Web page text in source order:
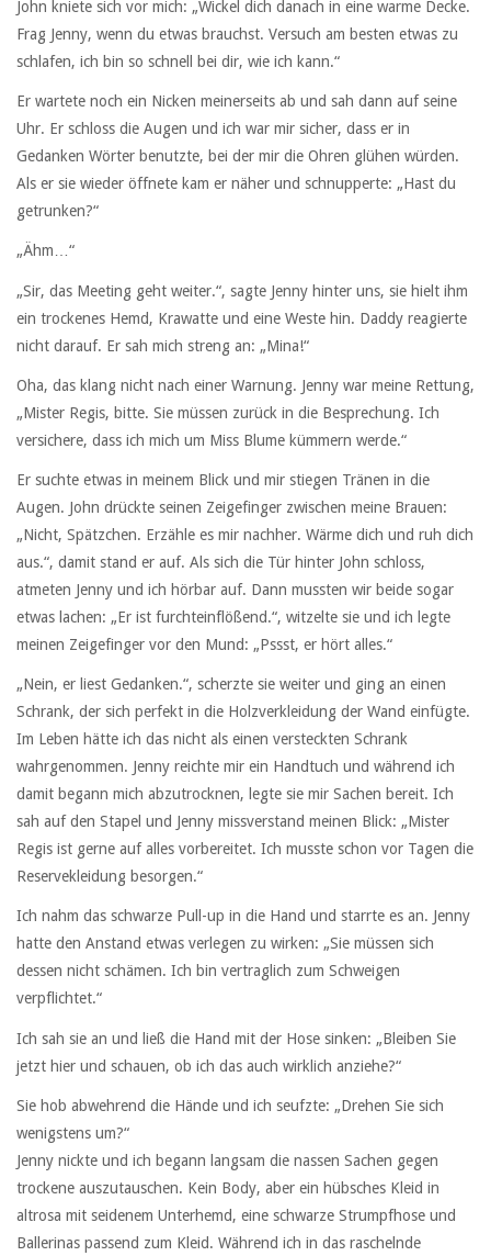
John kniete sich vor mich: „Wickel dich danach in eine warme Decke.
Frag Jenny, wenn du etwas brauchst. Versuch am besten etwas zu
schlafen, ich bin so schnell bei dir, wie ich kann.“
Er wartete noch ein Nicken meinerseits ab und sah dann auf seine
Uhr. Er schloss die Augen und ich war mir sicher, dass er in
Gedanken Wörter benutzte, bei der mir die Ohren glühen würden.
Als er sie wieder öffnete kam er näher und schnupperte: „Hast du
getrunken?“
„Ähm…“
„Sir, das Meeting geht weiter.“, sagte Jenny hinter uns, sie hielt ihm
ein trockenes Hemd, Krawatte und eine Weste hin. Daddy reagierte
nicht darauf. Er sah mich streng an: „Mina!“
Oha, das klang nicht nach einer Warnung. Jenny war meine Rettung,
„Mister Regis, bitte. Sie müssen zurück in die Besprechung. Ich
versichere, dass ich mich um Miss Blume kümmern werde.“
Er suchte etwas in meinem Blick und mir stiegen Tränen in die
Augen. John drückte seinen Zeigefinger zwischen meine Brauen:
„Nicht, Spätzchen. Erzähle es mir nachher. Wärme dich und ruh dich
aus.“, damit stand er auf. Als sich die Tür hinter John schloss,
atmeten Jenny und ich hörbar auf. Dann mussten wir beide sogar
etwas lachen: „Er ist furchteinflößend.“, witzelte sie und ich legte
meinen Zeigefinger vor den Mund: „Pssst, er hört alles.“
„Nein, er liest Gedanken.“, scherzte sie weiter und ging an einen
Schrank, der sich perfekt in die Holzverkleidung der Wand einfügte.
Im Leben hätte ich das nicht als einen versteckten Schrank
wahrgenommen. Jenny reichte mir ein Handtuch und während ich
damit begann mich abzutrocknen, legte sie mir Sachen bereit. Ich
sah auf den Stapel und Jenny missverstand meinen Blick: „Mister
Regis ist gerne auf alles vorbereitet. Ich musste schon vor Tagen die
Reservekleidung besorgen.“
Ich nahm das schwarze Pull-up in die Hand und starrte es an. Jenny
hatte den Anstand etwas verlegen zu wirken: „Sie müssen sich
dessen nicht schämen. Ich bin vertraglich zum Schweigen
verpflichtet.“
Ich sah sie an und ließ die Hand mit der Hose sinken: „Bleiben Sie
jetzt hier und schauen, ob ich das auch wirklich anziehe?“
Sie hob abwehrend die Hände und ich seufzte: „Drehen Sie sich
wenigstens um?“
Jenny nickte und ich begann langsam die nassen Sachen gegen
trockene auszutauschen. Kein Body, aber ein hübsches Kleid in
altrosa mit seidenem Unterhemd, eine schwarze Strumpfhose und
Ballerinas passend zum Kleid. Während ich in das raschelnde